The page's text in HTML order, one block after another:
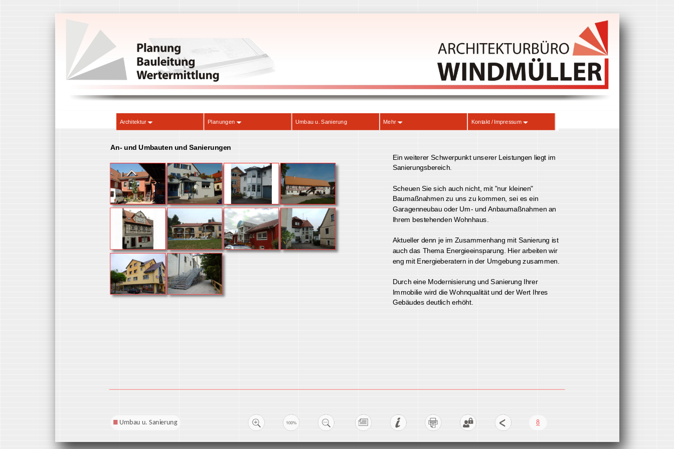
Planungen Umbau u. Sanierung Kontakt / Impressum
An- und Umbauten und Sanierungen
Ein weiterer Schwerpunkt unserer Leistungen liegt im
Scheuen Sie sich auch nicht, mit "nur kleinen"
Baumaßnahmen zu uns zu kommen, sei es ein
Garagenneubau oder Um- und Anbaumaßnahmen an
Aktueller denn je im Zusammenhang mit Sanierung ist
auch das Thema Energieeinsparung. Hier arbeiten wir
Durch eine Modernisierung und Sanierung Ihrer
Immobilie wird die Wohnqualität und der Wert Ihres
Umbau u. Sanierung 8